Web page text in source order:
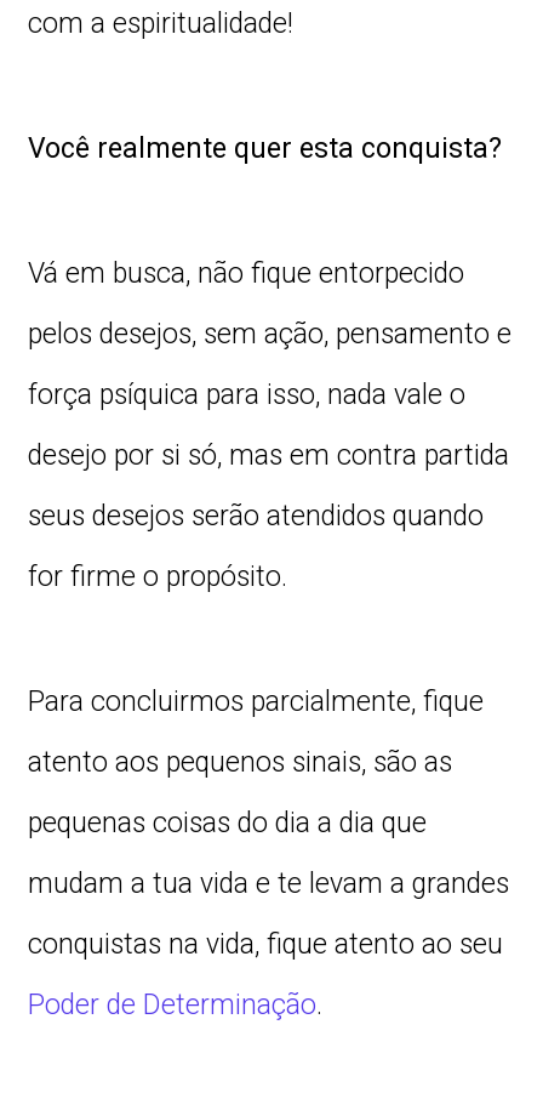
com a espiritualidade!
Você realmente quer esta conquista?
Vá em busca, não fique entorpecido
pelos desejos, sem ação, pensamento e
força psíquica para isso, nada vale o
desejo por si só, mas em contra partida
seus desejos serão atendidos quando
for firme o propósito.
Para concluirmos parcialmente, fique
atento aos pequenos sinais, são as
pequenas coisas do dia a dia que
mudam a tua vida e te levam a grandes
conquistas na vida, fique atento ao seu
Poder de Determinação.